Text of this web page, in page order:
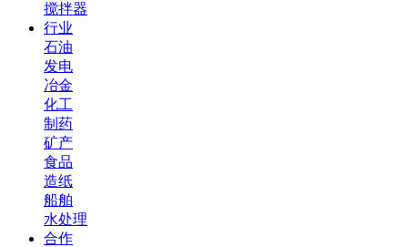
搅拌器
行业
石油
发电
冶金
化工
制药
矿产
食品
造纸
船舶
水处理
合作